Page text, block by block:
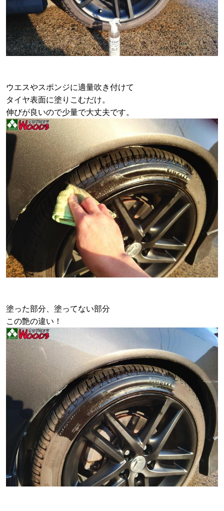
ウエスやスポンジに適量吹き付けて
タイヤ表面に塗りこむだけ。
伸びが良いので少量で大丈夫です。
塗った部分、塗ってない部分
この艶の違い！